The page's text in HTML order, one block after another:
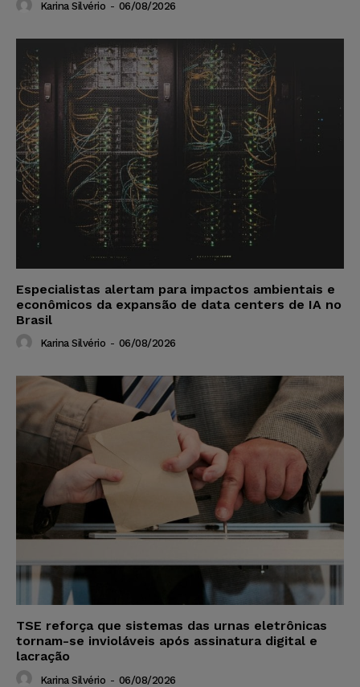
Karina Silvério - 06/08/2026
Especialistas alertam para impactos ambientais e
econômicos da expansão de data centers de IA no
Brasil
Karina Silvério - 06/08/2026
TSE reforça que sistemas das urnas eletrônicas
tornam-se invioláveis após assinatura digital e
lacração
Karina Silvério - 06/08/2026